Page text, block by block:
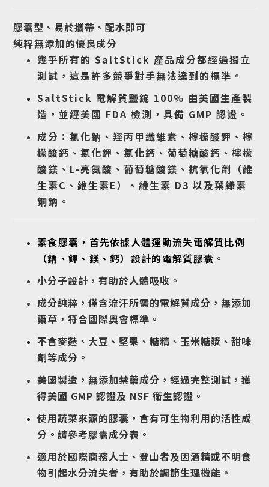
膠囊型、易於攜帶、配水即可
純粹無添加的優良成分
幾乎所有的 SaltStick 產品成分都經過獨立
測試，這是許多競爭對手無法達到的標準。
SaltStick 電解質鹽錠 100% 由美國生產製
造，並經美國 FDA 檢測，具備 GMP 認證。
成分：氯化鈉、羥丙甲纖維素、檸檬酸鉀、檸
檬酸鈣、氯化鉀、氯化鈣、葡萄糖酸鈣、檸檬
酸鎂、L-亮氨酸、葡萄糖酸鎂、抗氧化劑（維
生素C、維生素E）、維生素 D3 以及葉綠素
銅鈉。
素食膠囊，首先依據人體運動流失電解質比例
（鈉、鉀、鎂、鈣）設計的電解質膠囊 。
小分子設計，有助於人體吸收。
成分純粹，僅含流汗所需的電解質成分，無添加
藥草，符合國際奧會標準。
不含麥麩、大豆、堅果、糖精、玉米糖漿、甜味
劑等成分。
美國製造，無添加禁藥成分，經過完整測試，獲
得美國 GMP 認證及 NSF 衛生認證。
使用蔬菜來源的膠囊，含有可生物利用的活性成
分。請參考膠囊成分表。
適用於國際商務人士、登山者及因酒精或不明食
物引起水分流失者，有助於調節生理機能。